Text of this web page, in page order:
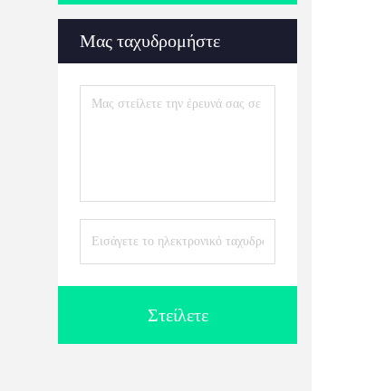
Μας ταχυδρομήστε
Στείλετε